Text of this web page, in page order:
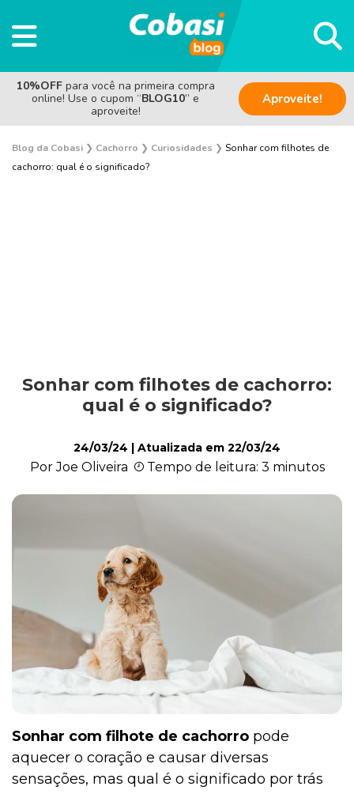
10%OFF para você na primeira compra
online! Use o cupom “BLOG10” e
aproveite!
Aproveite!
Blog da Cobasi ❯ Cachorro ❯ Curiosidades ❯ Sonhar com filhotes de
cachorro: qual é o significado?
Alimentação
Curiosidades
Higiene
Sonhar com filhotes de cachorro:
qual é o significado?
24/03/24 | Atualizada em 22/03/24
Por Joe Oliveira Tempo de leitura: 3 minutos
Sonhar com filhote de cachorro pode
aquecer o coração e causar diversas
sensações, mas qual é o significado por trás